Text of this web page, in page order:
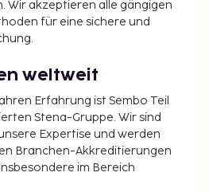
zählen
Vor Ort gibt es
Concierge-Service und ein
verfügbar. Auch einen Kamin
Bankettsaal bietet dieses
ein Restaurant mit
Nutz alternativ den
Tag bei einem Drink an
Wir akzeptieren alle gängigen
für eine sichere und
weltweit
Erfahrung ist Sembo Teil
Stena-Gruppe. Wir sind
Expertise und werden
Branchen-Akkreditierungen
im Bereich